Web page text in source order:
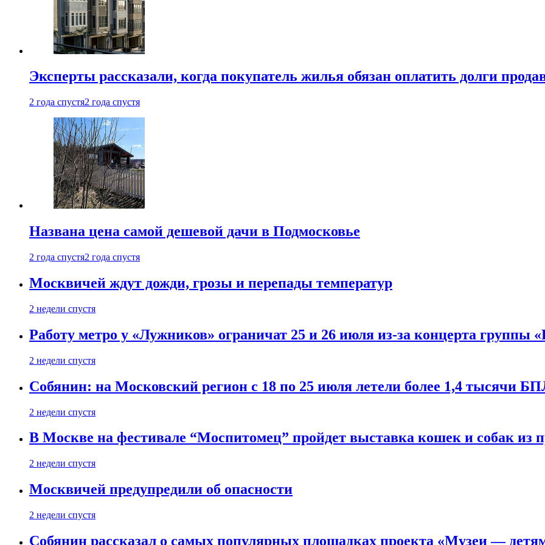
Эксперты рассказали, когда покупатель жилья обязан оплатить долги
2 года спустя2 года спустя
Названа цена самой дешевой дачи в Подмосковье
2 года спустя2 года спустя
Москвичей ждут дожди, грозы и перепады температур
2 недели спустя
Работу метро у «Лужников» ограничат 25 и 26 июля из-за концерта группы
2 недели спустя
Собянин: на Московский регион с 18 по 25 июля летели более 1,4 тысячи
2 недели спустя
В Москве на фестивале “Моспитомец” пройдет выставка кошек и собак из
2 недели спустя
Москвичей предупредили об опасности
2 недели спустя
Собянин рассказал о самых популярных площадках проекта «Музеи —